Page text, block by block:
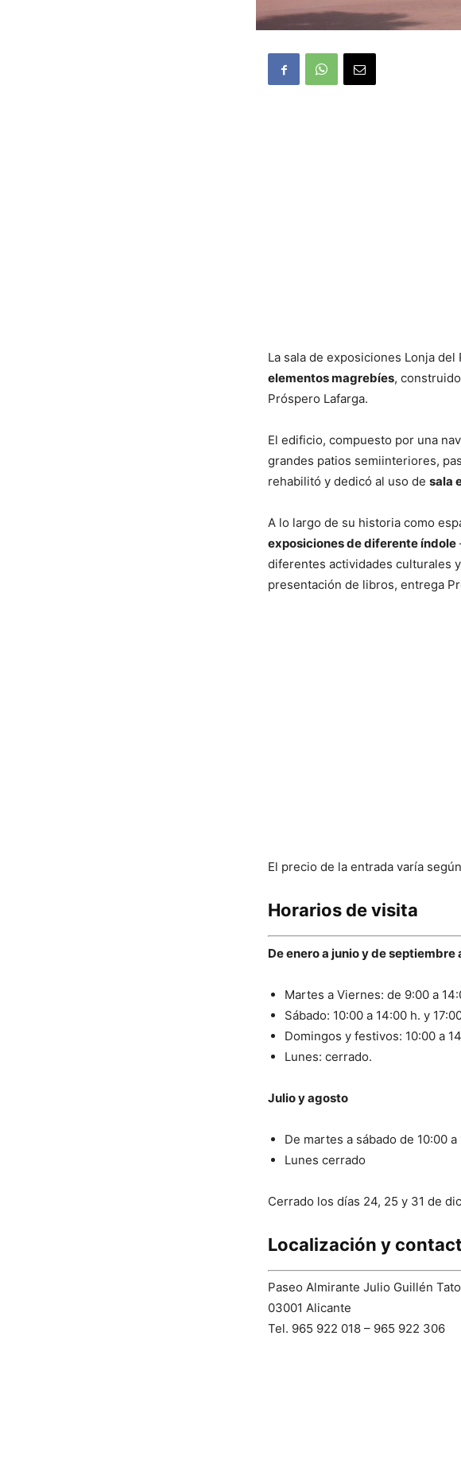
La sala de exposiciones Lonja
elementos magrebíes,
Próspero Lafarga.
El edificio, compuesto por una
grandes patios semiinteriores,
rehabilitó y dedicó al uso de sala
A lo largo de su historia como
exposiciones de diferente índole
diferentes actividades culturales
presentación de libros, entrega
El precio de la entrada varía
Horarios de visita
De enero a junio y de
Martes a Viernes: de 9:00 a
Sábado: 10:00 a 14:00 h. y
Domingos y festivos: 10:00 a
Lunes: cerrado.
Julio y agosto
De martes a sábado de 10:00
Lunes cerrado
Cerrado los días 24, 25 y 31 de
Localización y
Paseo Almirante Julio Guillén
03001 Alicante
Tel. 965 922 018 – 965 922 306